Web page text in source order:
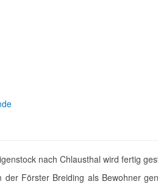
nach Chlausthal wird fertig
Förster Breiding als Bewohner